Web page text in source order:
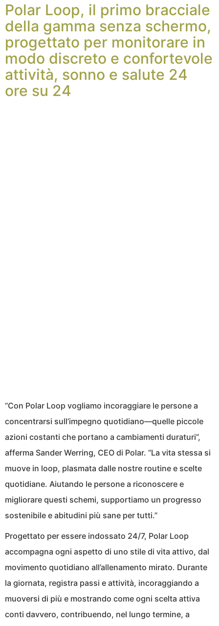
Polar Loop, il primo bracciale
della gamma senza schermo,
progettato per monitorare in
modo discreto e confortevole
attività, sonno e salute 24
ore su 24
“Con Polar Loop vogliamo incoraggiare le persone a
concentrarsi sull’impegno quotidiano—quelle piccole
azioni costanti che portano a cambiamenti duraturi”,
afferma Sander Werring, CEO di Polar. “La vita stessa si
muove in loop, plasmata dalle nostre routine e scelte
quotidiane. Aiutando le persone a riconoscere e
migliorare questi schemi, supportiamo un progresso
sostenibile e abitudini più sane per tutti.”
Progettato per essere indossato 24/7, Polar Loop
accompagna ogni aspetto di uno stile di vita attivo, dal
movimento quotidiano all’allenamento mirato. Durante
la giornata, registra passi e attività, incoraggiando a
muoversi di più e mostrando come ogni scelta attiva
conti davvero, contribuendo, nel lungo termine, a